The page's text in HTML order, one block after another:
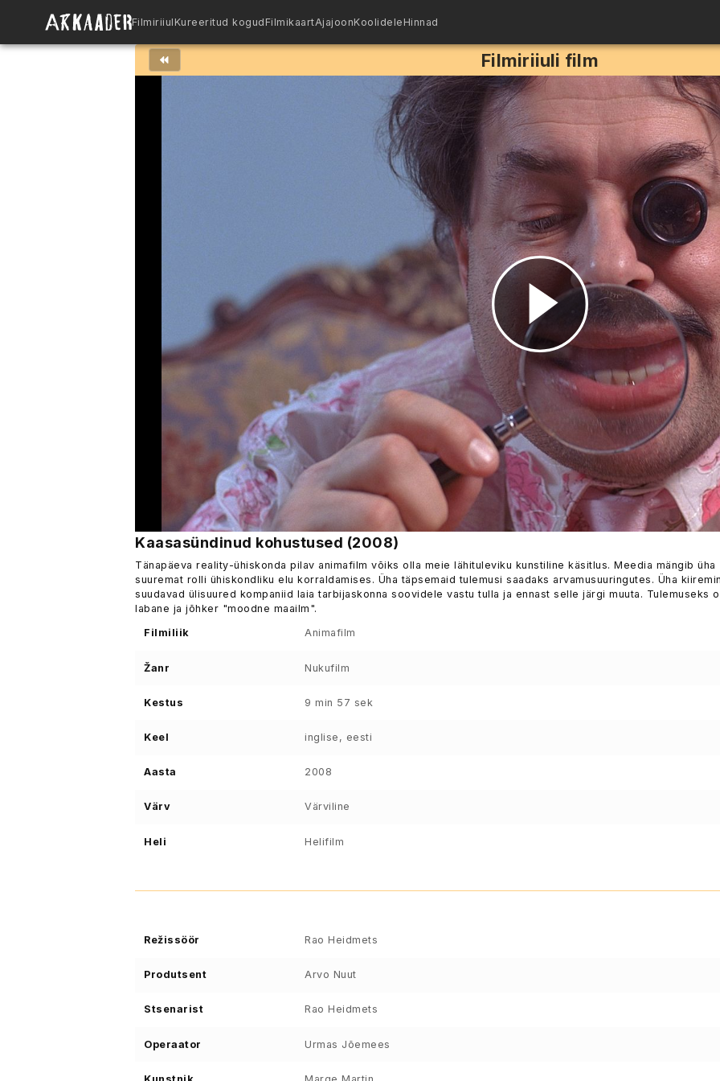
Filmiriiul Kureeritud kogud FilmikaartAjajoonKoolidele Hinnad
Filmiriiuli film
Esita
video
Kaasasündinud kohustused (2008)
Tänapäeva reality-ühiskonda pilav animafilm võiks olla meie lähituleviku kunstiline käsitlus. Meedia mängib üha
suuremat rolli ühiskondliku elu korraldamises. Üha täpsemaid tulemusi saadaks arvamusuuringutes. Üha
suudavad ülisuured kompaniid laia tarbijaskonna soovidele vastu tulla ja ennast selle järgi muuta. Tulemuseks
labane ja jõhker "moodne maailm".
Filmiliik Animafilm
Žanr Nukufilm
Kestus 9 min 57 sek
Keel inglise, eesti
Aasta 2008
Värv Värviline
Heli Helifilm
Režissöör Rao Heidmets
Produtsent Arvo Nuut
Stsenarist Rao Heidmets
Operaator Urmas Jõemees